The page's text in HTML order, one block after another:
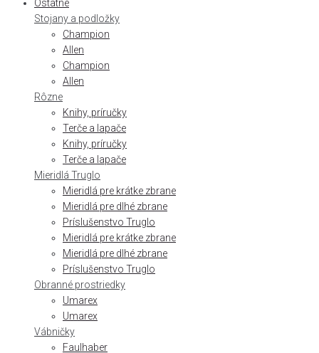
Ostatné
Stojany a podložky
Champion
Allen
Champion
Allen
Rôzne
Knihy, príručky
Terče a lapače
Knihy, príručky
Terče a lapače
Mieridlá Truglo
Mieridlá pre krátke zbrane
Mieridlá pre dlhé zbrane
Príslušenstvo Truglo
Mieridlá pre krátke zbrane
Mieridlá pre dlhé zbrane
Príslušenstvo Truglo
Obranné prostriedky
Umarex
Umarex
Vábničky
Faulhaber